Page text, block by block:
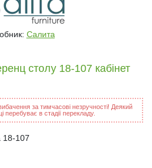
Салита
столу 18-107 кабінет
за тимчасові незручності! Деякий
перебуває в стадії перекладу.
18-107